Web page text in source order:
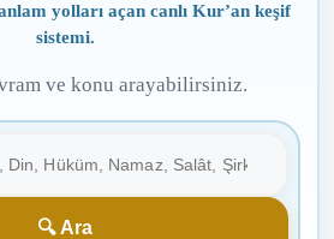
yolları açan canlı Kur’an keşif
sistemi.
ve konu arayabilirsiniz.
🔍 Ara